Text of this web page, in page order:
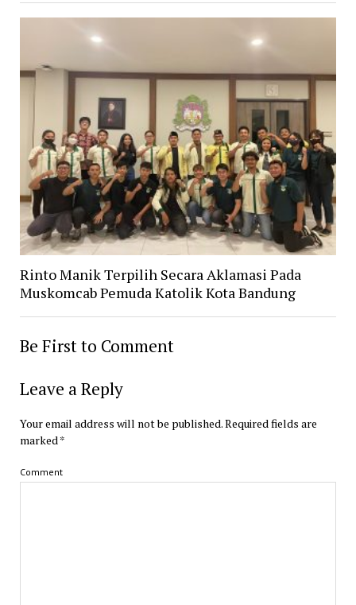
Rinto Manik Terpilih Secara Aklamasi Pada
Muskomcab Pemuda Katolik Kota Bandung
Be First to Comment
Leave a Reply
Your email address will not be published.Required fields are
marked*
Comment